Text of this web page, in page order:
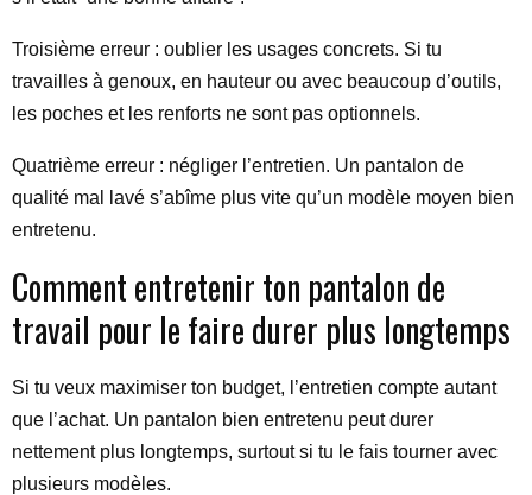
Troisième erreur : oublier les usages concrets. Si tu
travailles à genoux, en hauteur ou avec beaucoup d’outils,
les poches et les renforts ne sont pas optionnels.
Quatrième erreur : négliger l’entretien. Un pantalon de
qualité mal lavé s’abîme plus vite qu’un modèle moyen bien
entretenu.
Comment entretenir ton pantalon de
travail pour le faire durer plus longtemps
Si tu veux maximiser ton budget, l’entretien compte autant
que l’achat. Un pantalon bien entretenu peut durer
nettement plus longtemps, surtout si tu le fais tourner avec
plusieurs modèles.